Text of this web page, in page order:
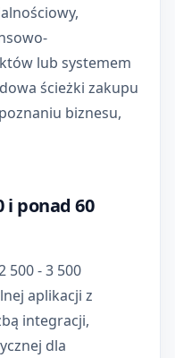
lub systemem
ścieżki zakupu
biznesu,
i ponad 60
500 - 3 500
aplikacji z
integracji,
dla